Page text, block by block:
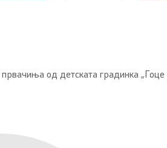
од детската градинка